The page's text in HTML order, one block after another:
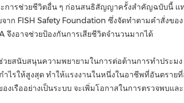
การช่วยชีวิตอื่น ๆ ก่อนสนธิสัญญาครั้งสำคัญฉบับนี้
าก FISH Safety Foundation ซึ่งจัดทำตามคำสั่งขอ
จึงอาจช่วยป้องกันการเสียชีวิตจำนวนมากได้
ยสนับสนุนความพยายามในการต่อต้านการทำประม
ไรให้สูงสุด ทำให้แรงงานในหนึ่งในอาชีพที่อันตราย
รืออย่างเป็นระบบ จะเพิ่มโอกาสในการตรวจพบแล